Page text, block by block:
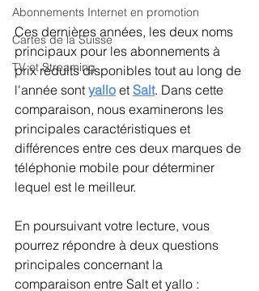
Abonnements Internet en promotion
Cartes de la Suisse
TV et Streaming
Ces dernières années, les deux noms
principaux pour les abonnements à
prix réduits disponibles tout au long de
l'année sont yallo et Salt. Dans cette
comparaison, nous examinerons les
principales caractéristiques et
différences entre ces deux marques de
téléphonie mobile pour déterminer
lequel est le meilleur.
En poursuivant votre lecture, vous
pourrez répondre à deux questions
principales concernant la
comparaison entre Salt et yallo :